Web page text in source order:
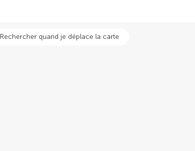
Rechercher quand je déplace la carte